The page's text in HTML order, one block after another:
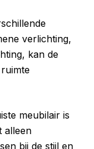
verlichting,
kan de
meubilair is
alleen
bij de stijl en